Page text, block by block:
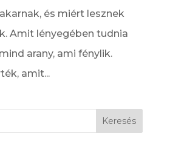
és miért lesznek
Amit lényegében tudnia
arany, ami fénylik.
amit...